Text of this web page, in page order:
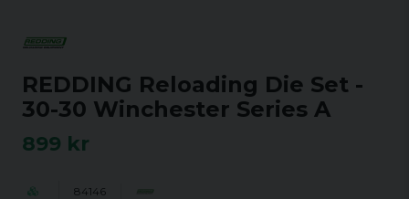
REDDING Reloading Die Set -
30-30 Winchester Series A
899 kr
84146